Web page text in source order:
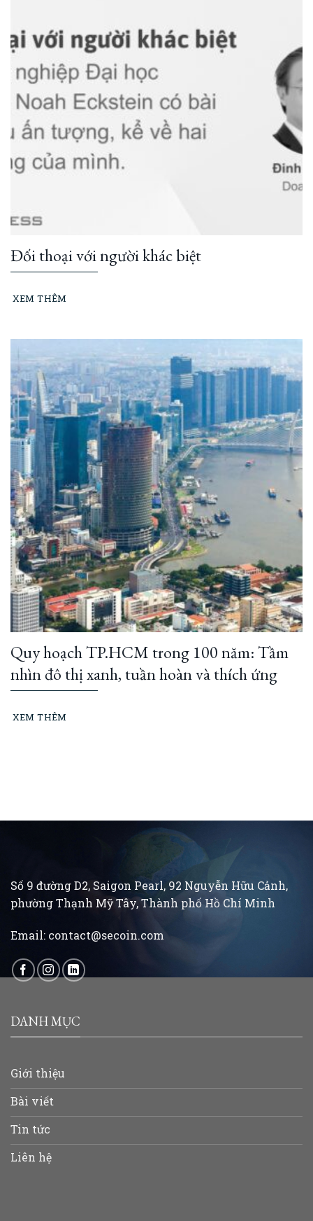
Đối thoại với người khác biệt
XEM THÊM
Quy hoạch TP.HCM trong 100 năm: Tầm
nhìn đô thị xanh, tuần hoàn và thích ứng
XEM THÊM
Số 9 đường D2, Saigon Pearl, 92 Nguyễn Hữu Cảnh,
phường Thạnh Mỹ Tây, Thành phố Hồ Chí Minh
Email: contact@secoin.com
DANH MỤC
Giới thiệu
Bài viết
Tin tức
Liên hệ